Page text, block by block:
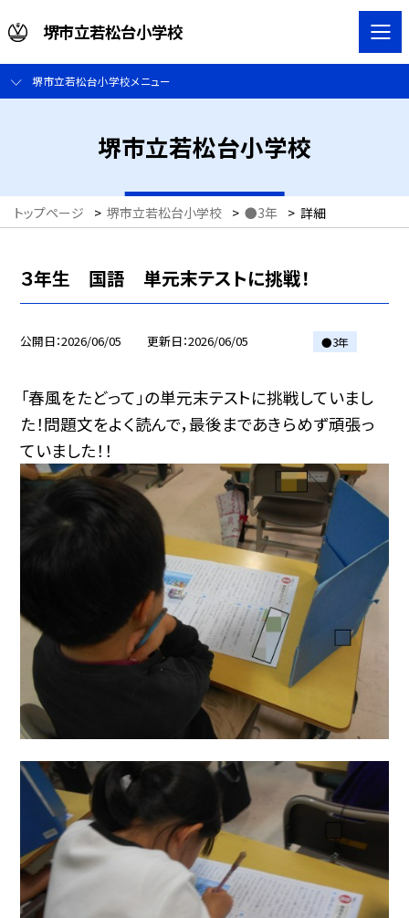
堺市立若松台小学校
堺市立若松台小学校メニュー
堺市立若松台小学校
トップページ > 堺市立若松台小学校 > ●3年 > 詳細
３年生 国語 単元末テストに挑戦！
公開日 2026/06/05 更新日 2026/06/05 ●3年
「春風をたどって」の単元末テストに挑戦していまし
た！問題文をよく読んで，最後まであきらめず頑張っ
ていました！！